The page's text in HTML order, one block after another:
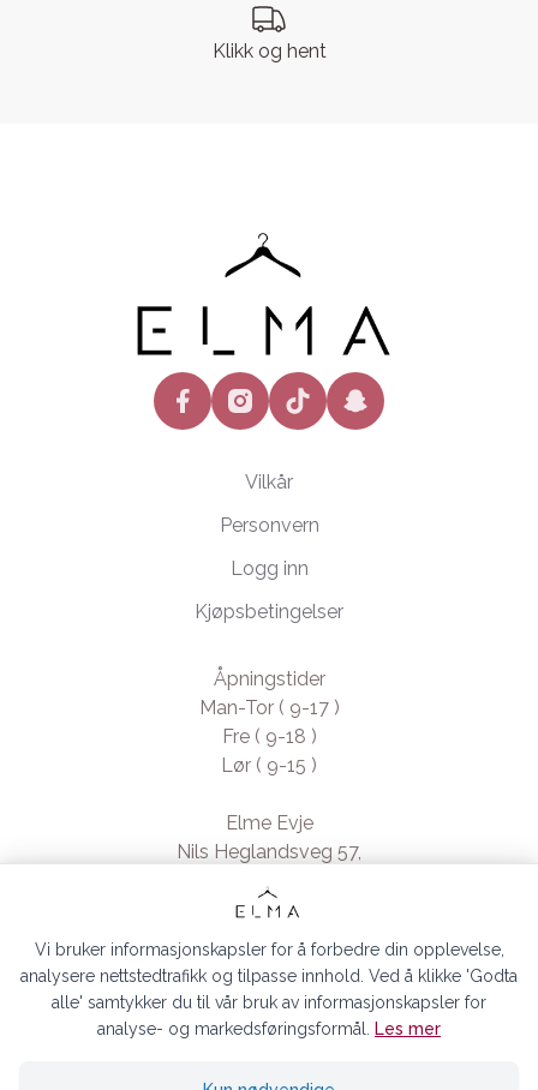
Klikk og hent
facebookinstagramtiktok snapchat
Vilkår
Personvern
Logg inn
Kjøpsbetingelser
Åpningstider
Man-Tor ( 9-17 )
Fre ( 9-18 )
Lør ( 9-15 )
Elme Evje
Nils Heglandsveg 57,
4735 Evje, Norway
- Org. nr. 923370994
Vi bruker informasjonskapsler for å forbedre din opplevelse,
analysere nettstedtrafikk og tilpasse innhold. Ved å klikke 'Godta
alle' samtykker du til vår bruk av informasjonskapsler for
analyse- og markedsføringsformål.
Les mer